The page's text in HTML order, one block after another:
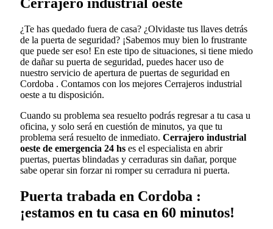
Cerrajero industrial oeste
¿Te has quedado fuera de casa? ¿Olvidaste tus llaves detrás
de la puerta de seguridad? ¡Sabemos muy bien lo frustrante
que puede ser eso! En este tipo de situaciones, si tiene miedo
de dañar su puerta de seguridad, puedes hacer uso de
nuestro servicio de apertura de puertas de seguridad en
Cordoba . Contamos con los mejores Cerrajeros industrial
oeste a tu disposición.
Cuando su problema sea resuelto podrás regresar a tu casa u
oficina, y solo será en cuestión de minutos, ya que tu
problema será resuelto de inmediato. Cerrajero industrial
oeste de emergencia 24 hs es el especialista en abrir
puertas, puertas blindadas y cerraduras sin dañar, porque
sabe operar sin forzar ni romper su cerradura ni puerta.
Puerta trabada en Cordoba :
¡estamos en tu casa en 60 minutos!